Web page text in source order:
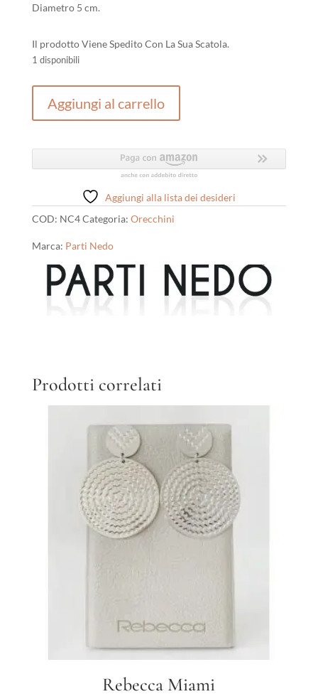
Diametro 5 cm.
Il prodotto Viene Spedito Con La Sua Scatola.
1 disponibili
PartiAggiungi al carrello
Aggiungi alla lista dei desideri
COD: NC4Categoria: Orecchini
Marca: Parti Nedo
Prodotti correlati
Rebecca Miami